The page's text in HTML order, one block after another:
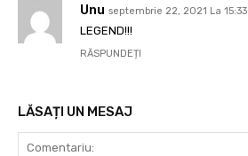
Unu septembrie 22, 2021 La 15:33
LEGEND!!!
RĂSPUNDEȚI
LĂSAȚI UN MESAJ